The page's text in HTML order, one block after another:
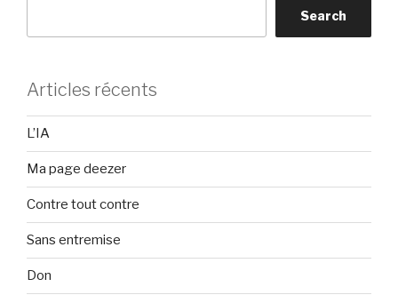
Search
Articles récents
L’IA
Ma page deezer
Contre tout contre
Sans entremise
Don